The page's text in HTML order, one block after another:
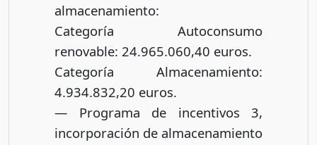
almacenamiento:
Categoría Autoconsumo
renovable: 24.965.060,40 euros.
Categoría Almacenamiento:
4.934.832,20 euros.
— Programa de incentivos 3,
incorporación de almacenamiento